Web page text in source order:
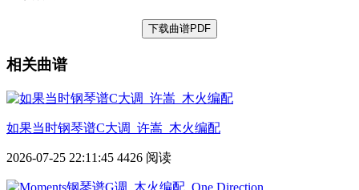
下载曲谱PDF
相关曲谱
如果当时钢琴谱C大调_许嵩_木火编配
2026-07-25 22:11:45 4426 阅读